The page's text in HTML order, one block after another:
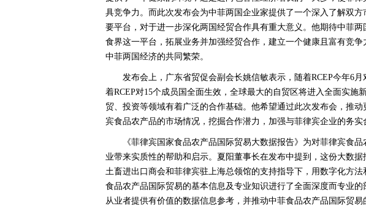
具竞争力。而此次发布会为中菲两国企业家提供了一个深入了解双
要平台，对于进一步深化两国经贸合作具有重大意义。他期待中菲
食界这一平台，拓展业务并加强经贸合作，建立一个健康且富有竞
中菲两国经济的共同繁荣。
发布会上，广东省贸促会副会长姚信敏表示，随着RCEP今年6
着RCEP对15个成员国全面生效，全球最大的自贸区将进入全面实施
贸、投资等领域有着广泛的合作基础。他希望通过此次发布会，推
宾食品农产品的市场情况，挖掘合作潜力，加强与菲律宾企业的务实
《菲律宾国家食品农产品国际贸易大数据报告》为对菲律宾食
业带来实质性的帮助和启示。夏阳董事长在发布中提到，这份大数
土畜进出口商会和菲律宾驻上海总领馆的支持指导下，用数字化方
食品农产品国际贸易的基本信息及专业知识进行了全面深度而专业
从业者提供有价值的数据信息参考，并推动中菲食品农产品国际贸易